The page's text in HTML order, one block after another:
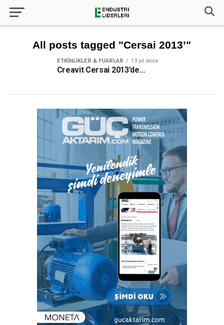
All posts tagged "Cersai 2013’"
ETKINLIKLER & FUARLAR 13 yıl önce
Creavit Cersai 2013’de…